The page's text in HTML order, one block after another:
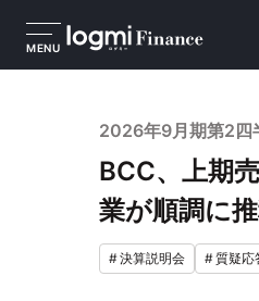
MENU
2026年9月期第2四
BCC、上期
業が順調に
#決算説明会 #質疑応